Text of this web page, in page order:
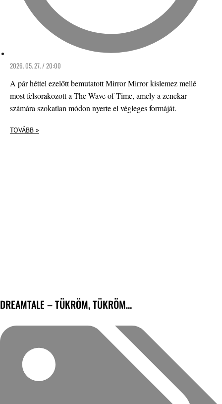
2026. 05. 27. / 20:00
A pár héttel ezelőtt bemutatott Mirror Mirror kislemez mellé
most felsorakozott a The Wave of Time, amely a zenekar
számára szokatlan módon nyerte el végleges formáját.
TOVÁBB »
DREAMTALE – TÜKRÖM, TÜKRÖM…